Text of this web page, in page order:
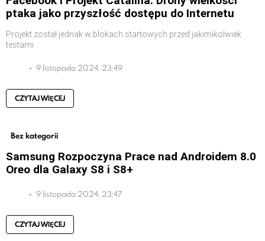
ptaka jako przyszłość dostępu do Internetu
Projekt został jednak w blokach startowych przed jakimikolwiek
testami
9 listopada 2024, 23:49
CZYTAJ WIĘCEJ
Bez kategorii
Samsung Rozpoczyna Prace nad Androidem 8.0
Oreo dla Galaxy S8 i S8+
9 listopada 2024, 23:47
CZYTAJ WIĘCEJ